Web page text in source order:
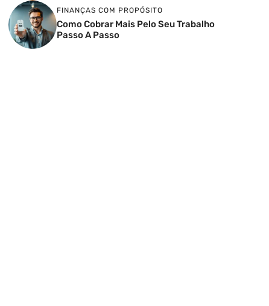
FINANÇAS COM PROPÓSITO
Como Cobrar Mais Pelo Seu Trabalho
Passo A Passo